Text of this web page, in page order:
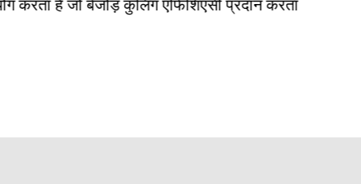
है जो बेजोड़ कुलिंग एफिशिएंसी प्रदान करता